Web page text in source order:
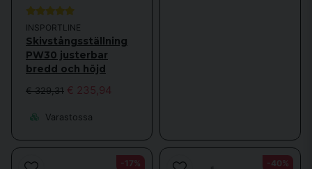
INSPORTLINE
Skivstångsställning
PW30 justerbar
bredd och höjd
€ 329,31 € 235,94
Varastossa
-17% -40%